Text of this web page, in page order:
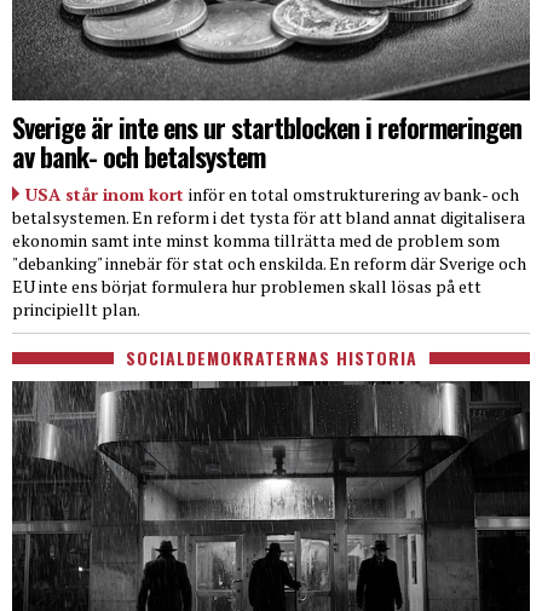
Sverige är inte ens ur startblocken i reformeringen
av bank- och betalsystem
USA står inom kort inför en total omstrukturering av bank- och
betalsystemen. En reform i det tysta för att bland annat digitalisera
ekonomin samt inte minst komma tillrätta med de problem som
"debanking" innebär för stat och enskilda. En reform där Sverige och
EU inte ens börjat formulera hur problemen skall lösas på ett
principiellt plan.
SOCIALDEMOKRATERNAS HISTORIA